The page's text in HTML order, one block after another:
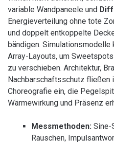
variable Wandpaneele und
Energieverteilung ohne tote
und doppelt entkoppelte
bändigen.
Array-Layouts, um
zu verschieben. Architektur,
Nachbarschaftsschutz fließen
Choreografie ein, die
Wärmewirkung und Präsenz
Messmethoden:Sine-
Rauschen,